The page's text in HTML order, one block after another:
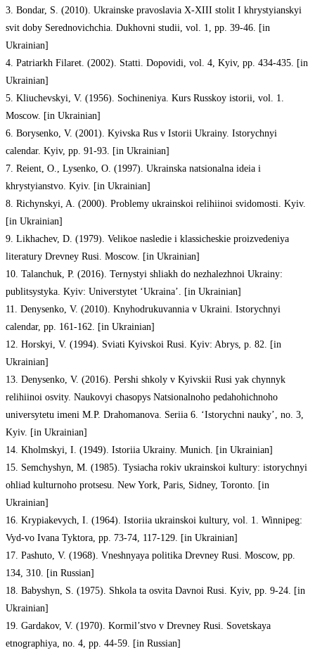
3. Bondar, S. (2010). Ukrainske pravoslavia X-XIII stolit I khrystyianskyi
svit doby Serednovichchia. Dukhovni studii, vol. 1, pp. 39-46. [in
Ukrainian]
4. Patriarkh Filaret. (2002). Statti. Dopovidi, vol. 4, Kyiv, pp. 434-435. [in
Ukrainian]
5. Kliuchevskyi, V. (1956). Sochineniya. Kurs Russkoy istorii, vol. 1.
Moscow. [in Ukrainian]
6. Borysenko, V. (2001). Kyivska Rus v Istorii Ukrainy. Istorychnyi
calendar. Kyiv, pp. 91-93. [in Ukrainian]
7. Reient, O., Lysenko, O. (1997). Ukrainska natsionalna ideia i
khrystyianstvo. Kyiv. [in Ukrainian]
8. Richynskyi, A. (2000). Problemy ukrainskoi relihiinoi svidomosti. Kyiv.
[in Ukrainian]
9. Likhachev, D. (1979). Velikoe nasledie i klassicheskie proizvedeniya
literatury Drevney Rusi. Moscow. [in Ukrainian]
10. Talanchuk, P. (2016). Ternystyi shliakh do nezhalezhnoi Ukrainy:
publitsystyka. Kyiv: Universtytet ‘Ukraina’. [in Ukrainian]
11. Denysenko, V. (2010). Knyhodrukuvannia v Ukraini. Istorychnyi
calendar, pp. 161-162. [in Ukrainian]
12. Horskyi, V. (1994). Sviati Kyivskoi Rusi. Kyiv: Abrys, p. 82. [in
Ukrainian]
13. Denysenko, V. (2016). Pershi shkoly v Kyivskii Rusi yak chynnyk
relihiinoi osvity. Naukovyi chasopys Natsionalnoho pedahohichnoho
universytetu imeni M.P. Drahomanova. Seriia 6. ‘Istorychni nauky’, no. 3,
Kyiv. [in Ukrainian]
14. Kholmskyi, I. (1949). Istoriia Ukrainy. Munich. [in Ukrainian]
15. Semchyshyn, M. (1985). Tysiacha rokiv ukrainskoi kultury: istorychnyi
ohliad kulturnoho protsesu. New York, Paris, Sidney, Toronto. [in
Ukrainian]
16. Krypiakevych, I. (1964). Istoriia ukrainskoi kultury, vol. 1. Winnipeg:
Vyd-vo Ivana Tyktora, pp. 73-74, 117-129. [in Ukrainian]
17. Pashuto, V. (1968). Vneshnyaya politika Drevney Rusi. Moscow, pp.
134, 310. [in Russian]
18. Babyshyn, S. (1975). Shkola ta osvita Davnoi Rusi. Kyiv, pp. 9-24. [in
Ukrainian]
19. Gardakov, V. (1970). Kormil’stvo v Drevney Rusi. Sovetskaya
etnographiya, no. 4, pp. 44-59. [in Russian]